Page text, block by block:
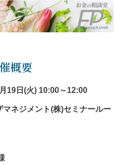
概要
19日(火) 10:00～12:00
マネジメント(株)セミナールー